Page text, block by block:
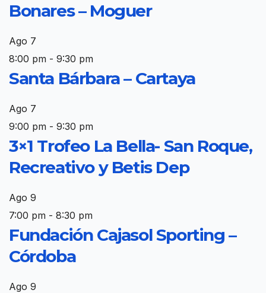
Bonares – Moguer
Ago 7
8:00 pm - 9:30 pm
Santa Bárbara – Cartaya
Ago 7
9:00 pm - 9:30 pm
3×1 Trofeo La Bella- San Roque,
Recreativo y Betis Dep
Ago 9
7:00 pm - 8:30 pm
Fundación Cajasol Sporting –
Córdoba
Ago 9